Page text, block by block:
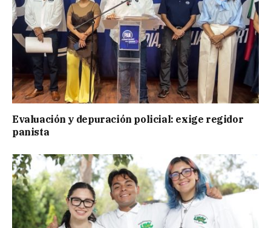
Evaluación y depuración policial: exige regidor
panista